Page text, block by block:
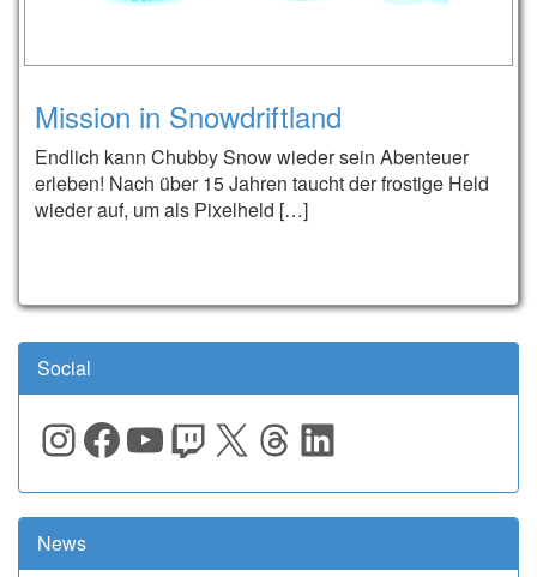
Mission in Snowdriftland
Endlich kann Chubby Snow wieder sein Abenteuer
erleben! Nach über 15 Jahren taucht der frostige Held
wieder auf, um als Pixelheld […]
Social
Instagram
Facebook
YouTube
Twitch
X Threads
LinkedIn
News